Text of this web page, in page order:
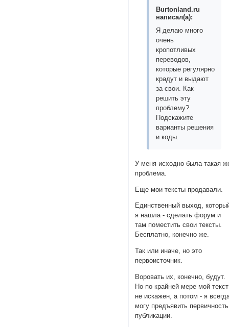
Burtonland.ru
написал(а):
Я делаю много
очень
кропотливых
переводов,
которые регулярно
крадут и выдают
за свои. Как
решить эту
проблему?
Подскажите
варианты решения
и коды.
У меня исходно была такая
проблема.
Еще мои тексты продавали.
Единственный выход,
я нашла - сделать форум и
там поместить свои тексты.
Бесплатно, конечно же.
Так или иначе, но это
первоисточник.
Воровать их, конечно, будут.
Но по крайней мере мой текст
не искажен, а потом - я
могу предъявить первичность
публикации.